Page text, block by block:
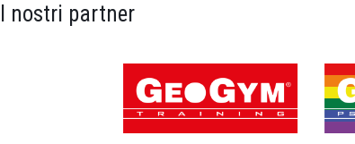
I nostri partner